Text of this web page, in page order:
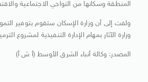
المنطقة وسكانها من النواحي الاجتماعية
ولفت إلى أن وزارة الإسكان ستقوم بتوفير
وزارة الآثار بمهام الإدارة التنفيذية لمشروع
المصدر: وكالة أنباء الشرق الأوسط (أ ش أ)